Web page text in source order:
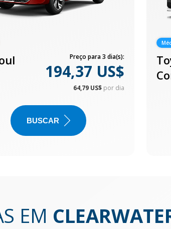
Preço para 3 dia(s):
194,37 US$
64,79 US$ por dia
BUSCAR
EM